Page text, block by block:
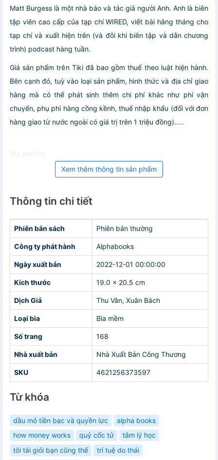
Matt Burgess là một nhà báo và tác giả người Anh. Anh là biên
tập viên cao cấp của tạp chí WIRED, viết bài hằng tháng cho
tạp chí và xuất hiện trên (và đôi khi biên tập và dẫn chương
trình) podcast hàng tuần.
Giá sản phẩm trên Tiki đã bao gồm thuế theo luật hiện hành.
Bên cạnh đó, tuỳ vào loại sản phẩm, hình thức và địa chỉ giao
hàng mà có thể phát sinh thêm chi phí khác như phí vận
chuyển, phụ phí hàng cồng kềnh, thuế nhập khẩu (đối với đơn
hàng giao từ nước ngoài có giá trị trên 1 triệu đồng).....
Giá AAOIon
Xem thêm thông tin sản phẩm
Thông tin chi tiết
Phiên bản sách Phiên bản thường
Công ty phát hành Alphabooks
Ngày xuất bản 2022-12-01 00:00:00
Kích thước 19.0 x 20.5 cm
Dịch Giả Thu Vân, Xuân Bách
Loại bìa Bìa mềm
Số trang 168
Nhà xuất bản Nhà Xuất Bản Công Thương
SKU 4621256373597
Từ khóa
dầu mỏ tiền bạc và quyền lực
alpha books
how money works
quỷ cốc tử
tâm lý học
tôi tài giỏi bạn cũng thế
trí tuệ do thái